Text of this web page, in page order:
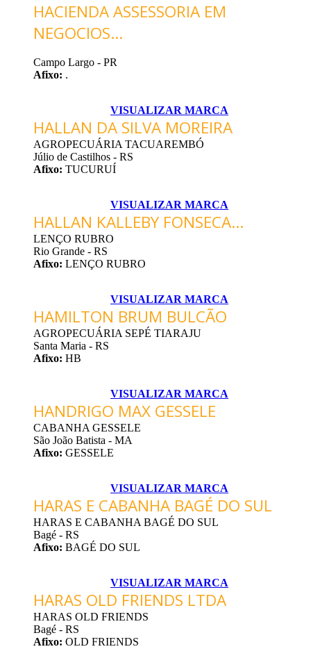
HACIENDA ASSESSORIA EM
NEGOCIOS...
Campo Largo - PR
Afixo: .
VISUALIZAR MARCA
HALLAN DA SILVA MOREIRA
AGROPECUÁRIA TACUAREMBÓ
Júlio de Castilhos - RS
Afixo: TUCURUÍ
VISUALIZAR MARCA
HALLAN KALLEBY FONSECA...
LENÇO RUBRO
Rio Grande - RS
Afixo: LENÇO RUBRO
VISUALIZAR MARCA
HAMILTON BRUM BULCÃO
AGROPECUÁRIA SEPÉ TIARAJU
Santa Maria - RS
Afixo: HB
VISUALIZAR MARCA
HANDRIGO MAX GESSELE
CABANHA GESSELE
São João Batista - MA
Afixo: GESSELE
VISUALIZAR MARCA
HARAS E CABANHA BAGÉ DO SUL
HARAS E CABANHA BAGÉ DO SUL
Bagé - RS
Afixo: BAGÉ DO SUL
VISUALIZAR MARCA
HARAS OLD FRIENDS LTDA
HARAS OLD FRIENDS
Bagé - RS
Afixo: OLD FRIENDS